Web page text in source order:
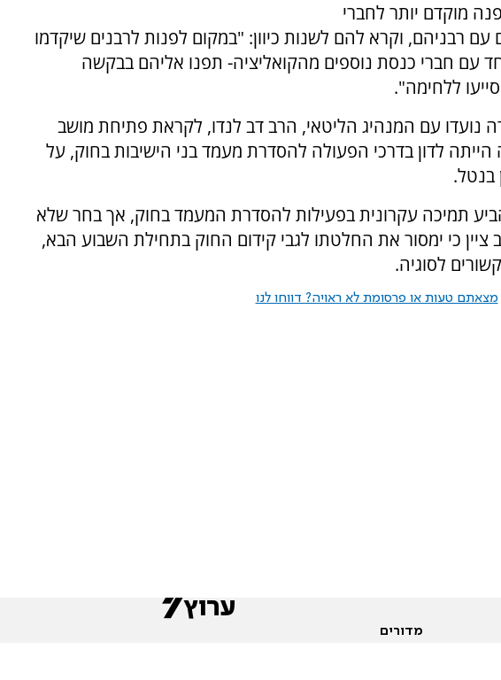
מוקדם יותר לחברי
רבניהם, וקרא להם לשנות כיוון: "במקום לפנות לרבנים שיקדמו
עם חברי כנסת נוספים מהקואליציה- תפנו אליהם בבקשה
ללחימה".
נועדו עם המנהיג הליטאי, הרב דב לנדו, לקראת פתיחת מושב
לדון בדרכי הפעולה להסדרת מעמד בני הישיבות בחוק, על
בנטל.
תמיכה עקרונית בפעילות להסדרת המעמד בחוק, אך בחר שלא
ציין כי ימסור את החלטתו לגבי קידום החוק בתחילת השבוע הבא,
לסוגיה.
מצאתם טעות או פרסומת לא ראויה? דווחו לנו
מדורים